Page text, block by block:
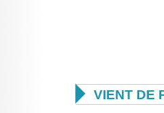
 VIENT DE